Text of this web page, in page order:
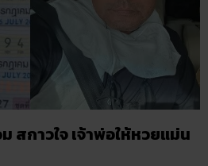
สกาวใจ เจ้าพ่อให้หวยแม่น